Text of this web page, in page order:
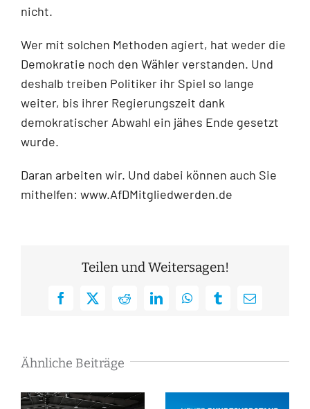
nicht.
Wer mit solchen Methoden agiert, hat weder die
Demokratie noch den Wähler verstanden. Und
deshalb treiben Politiker ihr Spiel so lange
weiter, bis ihrer Regierungszeit dank
demokratischer Abwahl ein jähes Ende gesetzt
wurde.
Daran arbeiten wir. Und dabei können auch Sie
mithelfen: www.AfDMitgliedwerden.de
Teilen und Weitersagen!
Facebook
X RedditLinkedInWhatsAppTumblrE-
Ähnliche Beiträge